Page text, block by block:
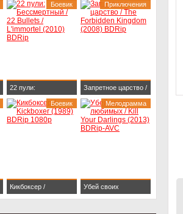
22 пули:
Бессмертный / 22
Bullets / L'immortel
Боевик
Запретное царство /
The Forbidden
Kingdom (2008)
Приключения
Кикбоксер /
Боевик
Убей своих
Мелодрамма